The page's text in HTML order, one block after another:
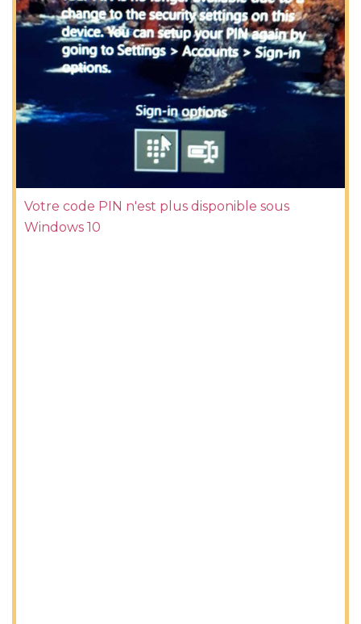
Votre code PIN n'est plus disponible sous
Windows 10